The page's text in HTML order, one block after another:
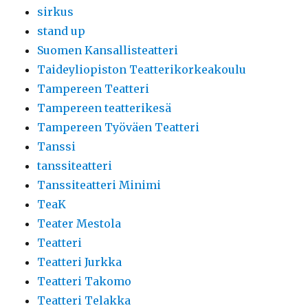
sirkus
stand up
Suomen Kansallisteatteri
Taideyliopiston Teatterikorkeakoulu
Tampereen Teatteri
Tampereen teatterikesä
Tampereen Työväen Teatteri
Tanssi
tanssiteatteri
Tanssiteatteri Minimi
TeaK
Teater Mestola
Teatteri
Teatteri Jurkka
Teatteri Takomo
Teatteri Telakka